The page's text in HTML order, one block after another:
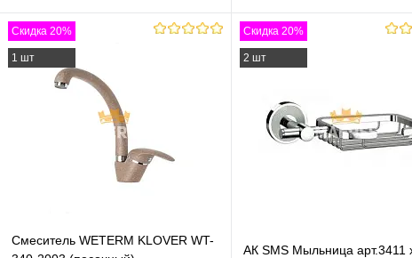
Купить в 1 клик
В избранное В избранное В
Скидка 20%
1 шт
Смеситель WETERM KLOVER WT-
Скидка 20%
2 шт
АК SMS Мыльница арт.3411